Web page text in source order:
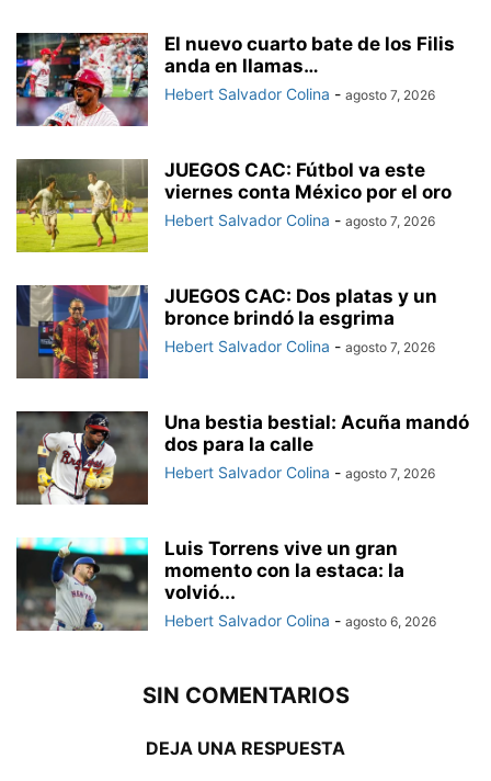
El nuevo cuarto bate de los Filis
anda en llamas…
Hebert Salvador Colina - agosto 7, 2026
JUEGOS CAC: Fútbol va este
viernes conta México por el oro
Hebert Salvador Colina - agosto 7, 2026
JUEGOS CAC: Dos platas y un
bronce brindó la esgrima
Hebert Salvador Colina - agosto 7, 2026
Una bestia bestial: Acuña mandó
dos para la calle
Hebert Salvador Colina - agosto 7, 2026
Luis Torrens vive un gran
momento con la estaca: la
volvió...
Hebert Salvador Colina - agosto 6, 2026
SIN COMENTARIOS
DEJA UNA RESPUESTA